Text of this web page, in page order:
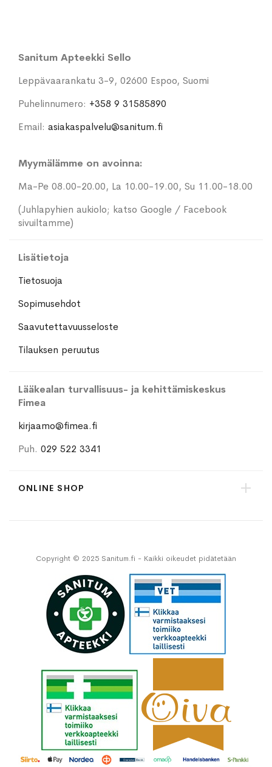
Sanitum Apteekki Sello
Leppävaarankatu 3-9, 02600 Espoo, Suomi
Puhelinnumero: +358 9 31585890
Email: asiakaspalvelu@sanitum.fi
Myymälämme on avoinna:
Ma-Pe 08.00-20.00, La 10.00-19.00, Su 11.00-18.00
(Juhlapyhien aukiolo; katso Google / Facebook
sivuiltamme)
Lisätietoja
Tietosuoja
Sopimusehdot
Saavutettavuusseloste
Tilauksen peruutus
Lääkealan turvallisuus- ja kehittämiskeskus
Fimea
kirjaamo@fimea.fi
Puh. 029 522 3341
ONLINE SHOP
Copyright © 2025 Sanitum.fi - Kaikki oikeudet pidätetään